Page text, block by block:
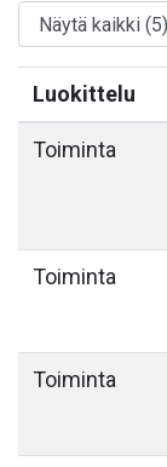
Luokittelu
Toiminta
Toiminta
Toiminta